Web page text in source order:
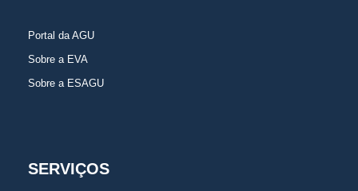
Portal da AGU
Sobre a EVA
Sobre a ESAGU
SERVIÇOS